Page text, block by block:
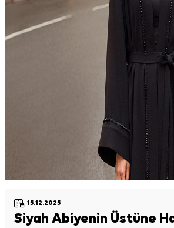
15.12.2025
Siyah Abiyenin Üstüne